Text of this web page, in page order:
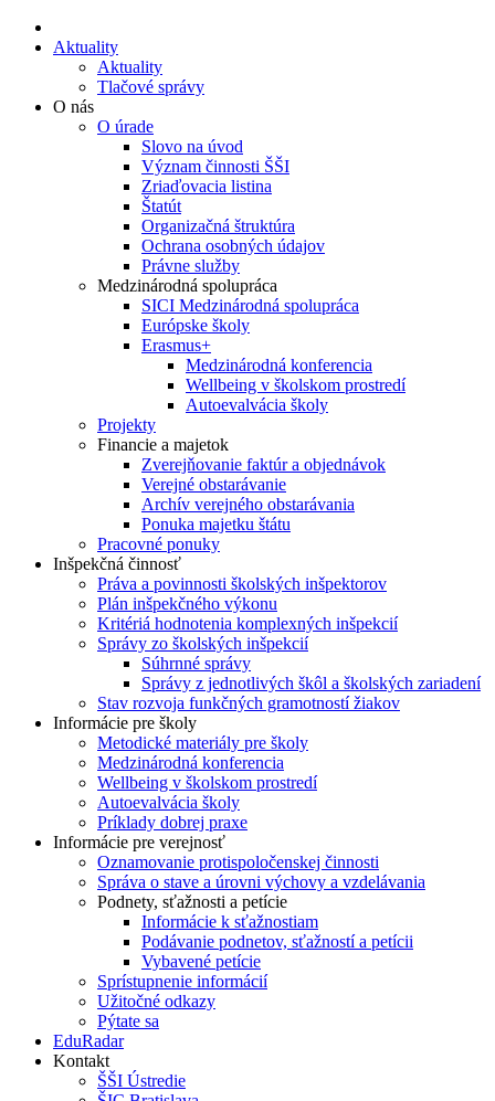
Aktuality
Aktuality
Tlačové správy
O nás
O úrade
Slovo na úvod
Význam činnosti ŠŠI
Zriaďovacia listina
Štatút
Organizačná štruktúra
Ochrana osobných údajov
Právne služby
Medzinárodná spolupráca
SICI Medzinárodná spolupráca
Európske školy
Erasmus+
Medzinárodná konferencia
Wellbeing v školskom prostredí
Autoevalvácia školy
Projekty
Financie a majetok
Zverejňovanie faktúr a objednávok
Verejné obstarávanie
Archív verejného obstarávania
Ponuka majetku štátu
Pracovné ponuky
Inšpekčná činnosť
Práva a povinnosti školských inšpektorov
Plán inšpekčného výkonu
Kritériá hodnotenia komplexných inšpekcií
Správy zo školských inšpekcií
Súhrnné správy
Správy z jednotlivých škôl a školských zariadení
Stav rozvoja funkčných gramotností žiakov
Informácie pre školy
Metodické materiály pre školy
Medzinárodná konferencia
Wellbeing v školskom prostredí
Autoevalvácia školy
Príklady dobrej praxe
Informácie pre verejnosť
Oznamovanie protispoločenskej činnosti
Správa o stave a úrovni výchovy a vzdelávania
Podnety, sťažnosti a petície
Informácie k sťažnostiam
Podávanie podnetov, sťažností a petícii
Vybavené petície
Sprístupnenie informácií
Užitočné odkazy
Pýtate sa
EduRadar
Kontakt
ŠŠI Ústredie